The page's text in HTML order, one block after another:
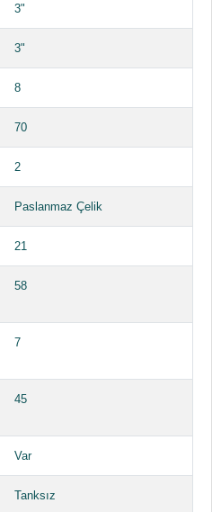
3"
3"
8
70
2
Paslanmaz Çelik
21
58
7
45
Var
Tanksız